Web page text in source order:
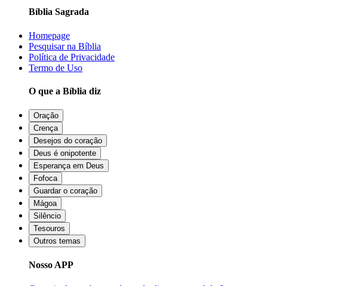
Bíblia Sagrada
Homepage
Pesquisar na Bíblia
Política de Privacidade
Termo de Uso
O que a Bíblia diz
Oração
Crença
Desejos do coração
Deus é onipotente
Esperança em Deus
Fofoca
Guardar o coração
Mágoa
Silêncio
Tesouros
Outros temas
Nosso APP